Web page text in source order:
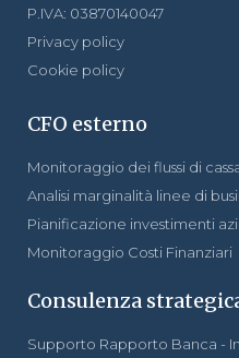
P.IVA: 03870140047
Privacy policy
Cookie policy
CFO esterno
Monitoraggio dei flussi di
Analisi marginalità linee di
Pianificazione investimenti
Monitoraggio Costi Finanziari
Consulenza
Supporto Rapporto Banca -